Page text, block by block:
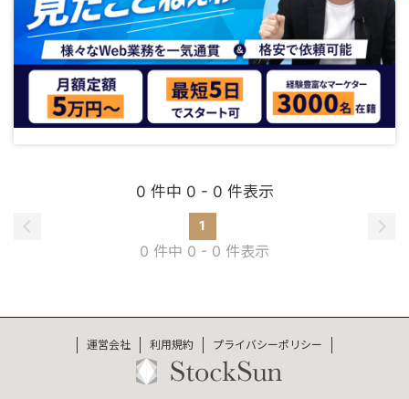
0 件中 0 - 0 件表示
1
0 件中 0 - 0 件表示
運営会社 利用規約 プライバシーポリシー